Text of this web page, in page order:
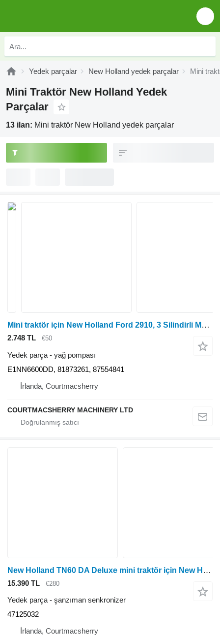
Yedek parçalar New Holland yedek parçalar Mini
Mini Traktör New Holland Yedek
Parçalar
13 ilan: Mini traktör New Holland yedek parçalar
Mini traktör için New Holland Ford 2910, 3 Silindirli Motorlar Motor Yağı Pompası E1nn6600dd, 818732 E1NN6600DD yağ pompası
2.748 TL €50
Yedek parça - yağ pompası
E1NN6600DD, 81873261, 87554841
İrlanda, Courtmacsherry
COURTMACSHERRY MACHINERY LTD
New Holland TN60 DA Deluxe mini traktör için New Holland TN60, 70, 75 Da Deluxe Şanzıman Senkronizör Parçaları 47125032 şanzıman senkronizer
15.390 TL €280
Yedek parça - şanzıman senkronizer
47125032
İrlanda, Courtmacsherry